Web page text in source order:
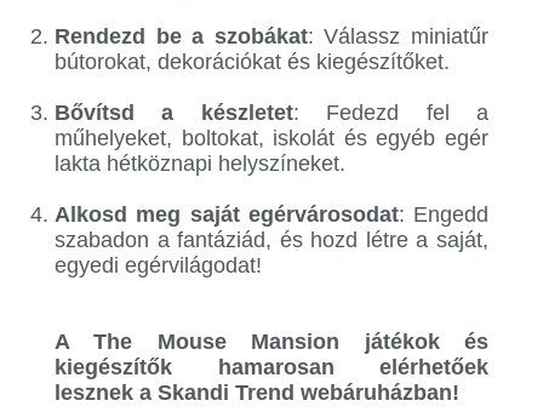
Rendezd be a szobákat: Válassz miniatűr
bútorokat, dekorációkat és kiegészítőket.
Bővítsd a készletet: Fedezd fel a
műhelyeket, boltokat, iskolát és egyéb egér
lakta hétköznapi helyszíneket.
Alkosd meg saját egérvárosodat: Engedd
szabadon a fantáziád, és hozd létre a saját,
egyedi egérvilágodat!
A The Mouse Mansion játékok és
kiegészítők hamarosan elérhetőek
lesznek a Skandi Trend webáruházban!